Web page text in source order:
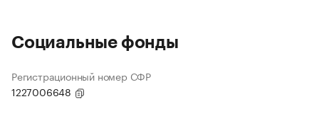
Социальные фонды
Регистрационный номер СФР
1227006648